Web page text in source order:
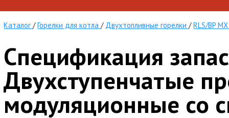
Каталог /Горелки для котла / Двухтопливные горелки /RLS/BP MX
Спецификация
Двухступенчатые
модуляционные со